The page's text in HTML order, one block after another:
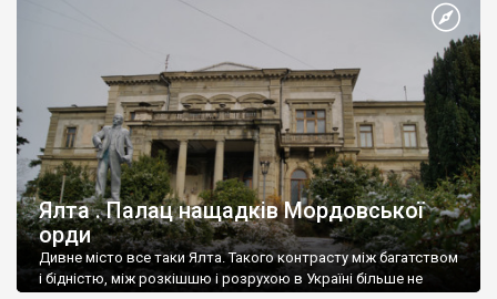
Ялта . Палац нащадків Мордовської
орди
Дивне місто все таки Ялта. Такого контрасту між багатством
і бідністю, між розкішшю і розрухою в Україні більше не